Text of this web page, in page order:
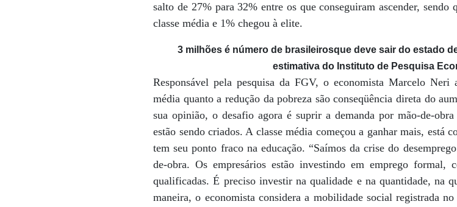
salto de 27% para 32% entre os que conseguiram ascender,
classe média e 1% chegou à elite.
3 milhões é número de brasileirosque deve sair do estado
estimativa do Instituto de Pesquisa
Responsável pela pesquisa da FGV, o economista Marcelo Neri
média quanto a redução da pobreza são conseqüência direta do
sua opinião, o desafio agora é suprir a demanda por mão-de-
estão sendo criados. A classe média começou a ganhar mais, está
tem seu ponto fraco na educação. “Saímos da crise do
de-obra. Os empresários estão investindo em emprego formal,
qualificadas. É preciso investir na qualidade e na quantidade, na
maneira, o economista considera a mobilidade social registrada